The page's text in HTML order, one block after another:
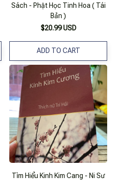
Sách - Phật Học Tinh Hoa ( Tái
Bản )
$20.99 USD
ADD TO CART
Tìm Hiểu Kinh Kim Cang - Ni Sư